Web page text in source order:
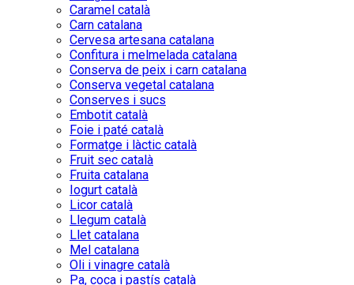
Caramel català
Carn catalana
Cervesa artesana catalana
Confitura i melmelada catalana
Conserva de peix i carn catalana
Conserva vegetal catalana
Conserves i sucs
Embotit català
Foie i paté català
Formatge i làctic català
Fruit sec català
Fruita catalana
Iogurt català
Licor català
Llegum català
Llet catalana
Mel catalana
Oli i vinagre català
Pa, coca i pastís català